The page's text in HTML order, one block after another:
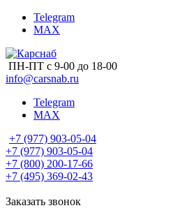
Telegram
MAX
ПН-ПТ с 9-00 до 18-00
info@carsnab.ru
Telegram
MAX
+7 (977) 903-05-04
+7 (977) 903-05-04
+7 (800) 200-17-66
+7 (495) 369-02-43
Заказать звонок